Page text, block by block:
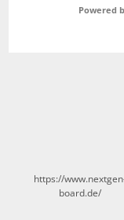
Powered
https://
board.de/